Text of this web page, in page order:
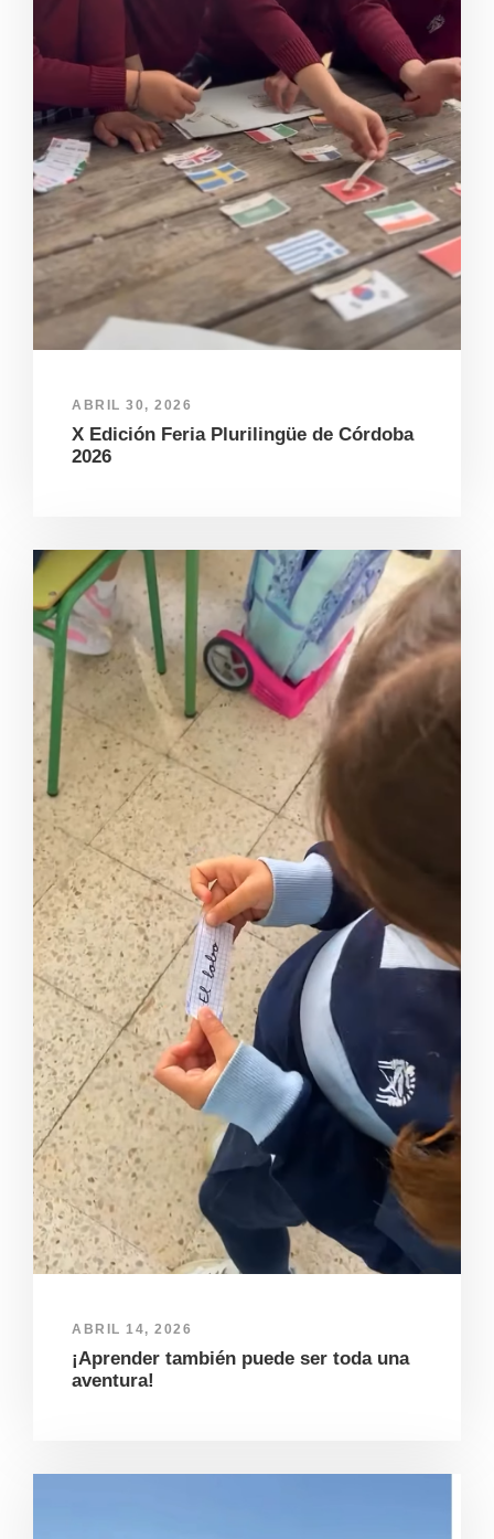
ABRIL 30, 2026
X Edición Feria Plurilingüe de Córdoba
2026
ABRIL 14, 2026
¡Aprender también puede ser toda una
aventura!